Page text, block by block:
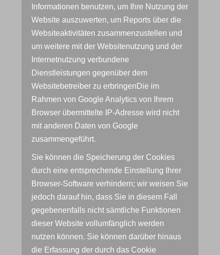
Informationen benutzen, um Ihre Nutzung der
Website auszuwerten, um Reports über die
Websiteaktivitäten zusammenzustellen und
um weitere mit der Websitenutzung und der
Internetnutzung verbundene
Dienstleistungen gegenüber dem
Websitebetreiber zu erbringenDie im
Rahmen von Google Analytics von Ihrem
Browser übermittelte IP-Adresse wird nicht
mit anderen Daten von Google
zusammengeführt.
Sie können die Speicherung der Cookies
durch eine entsprechende Einstellung Ihrer
Browser-Software verhindern; wir weisen Sie
jedoch darauf hin, dass Sie in diesem Fall
gegebenenfalls nicht sämtliche Funktionen
dieser Website vollumfänglich werden
nutzen können. Sie können darüber hinaus
die Erfassung der durch das Cookie